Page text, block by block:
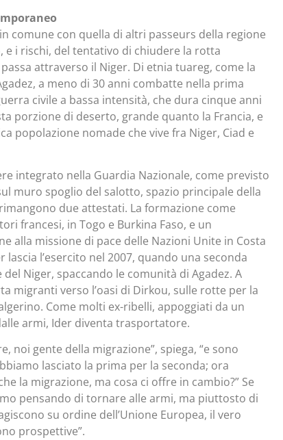
comune con quella di altri passeurs della regione
e i rischi, del tentativo di chiudere la rotta
attraverso il Niger. Di etnia tuareg, come la
a meno di 30 anni combatte nella prima
civile a bassa intensità, che dura cinque anni
porzione di deserto, grande quanto la Francia, e
popolazione nomade che vive fra Niger, Ciad e
integrato nella Guardia Nazionale, come previsto
muro spoglio del salotto, spazio principale della
due attestati. La formazione come
francesi, in Togo e Burkina Faso, e un
alla missione di pace delle Nazioni Unite in Costa
lascia l’esercito nel 2007, quando una seconda
Niger, spaccando le comunità di Agadez. A
migranti verso l’oasi di Dirkou, sulle rotte per la
Come molti ex-ribelli, appoggiati da un
armi, Ider diventa trasportatore.
noi gente della migrazione”, spiega, “e sono
lasciato la prima per la seconda; ora
la migrazione, ma cosa ci offre in cambio?” Se
pensando di tornare alle armi, ma piuttosto di
su ordine dell’Unione Europea, il vero
prospettive”.